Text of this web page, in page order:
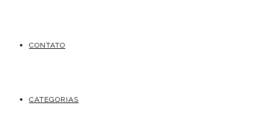
CONTATO
CATEGORIAS